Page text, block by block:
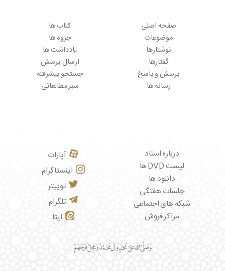
صفحه اصلی
موضوعات
نوشتارها
گفتارها
پرسش و پاسخ
رسانه ها
کتاب ها
جزوه ها
یادداشت ها
ارسال پرسش
جستجو پیشرفته
سیر مطالعاتی
درباره استاد
لیست DVD ها
دانلود ها
جلسات هفتگی
شبکه های اجتماعی
مراکز فروش
آپارات
اینستاگرام
توییتر
تلگرام
ایتا